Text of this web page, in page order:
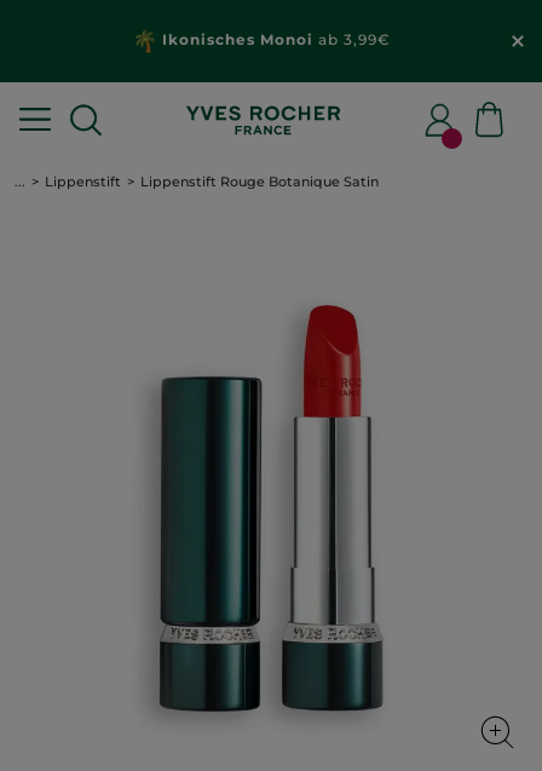
Ikonisches Monoi ab 3,99€
... Lippenstift Lippenstift Rouge Botanique Satin